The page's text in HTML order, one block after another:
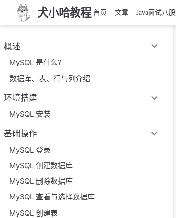
犬小哈教程 首页 文章 Java面试八股
概述
MySQL 是什么?
数据库、表、行与列介绍
环境搭建
MySQL 安装
基础操作
MySQL 登录
MySQL 创建数据库
MySQL 删除数据库
MySQL 查看与选择数据库
MySQL 创建表